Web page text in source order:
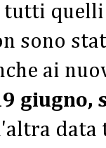
tutti quelli
sono
ai
giugno,